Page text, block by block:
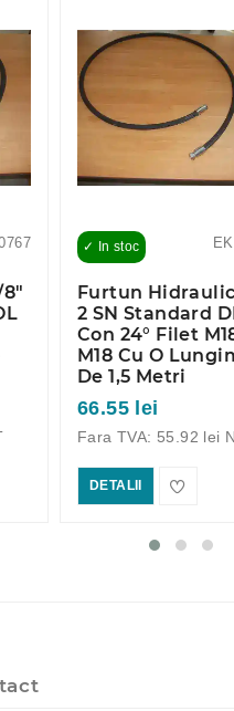
✓ In stoc
Furtun
2 SN Standard
Con 24° Filet
M18 Cu O
De 1,5 Metri
66.55 lei
Fara TVA: 55.92 lei
DETALII